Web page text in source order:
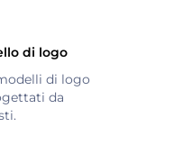
di logo
di logo
da